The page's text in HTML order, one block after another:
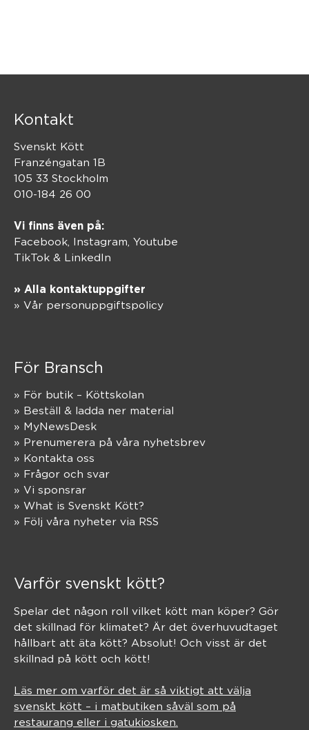
Kontakt
Svenskt Kött
Franzéngatan 1B
105 33 Stockholm
010-184 26 00
Vi finns även på:
Facebook, Instagram Youtube
TikTok & LinkedIn
» Alla kontaktuppgifter
» Vår personuppgiftspolicy
För Bransch
» För butik – Köttskolan
» Beställ & ladda ner material
» MyNewsDesk
» Prenumerera på våra nyhetsbrev
» Kontakta oss
» Frågor och svar
» Vi sponsrar
» What is Svenskt Kött?
» Följ våra nyheter via RSS
Varför svenskt kött?
Spelar det någon roll vilket kött man köper? Gör
det skillnad för klimatet? Är det överhuvudtaget
hållbart att äta kött? Absolut! Och visst är det
skillnad på kött och kött!
Läs mer om varför det är så viktigt att välja
svenskt kött – i matbutiken såväl som på
restaurang eller i gatukiosken.